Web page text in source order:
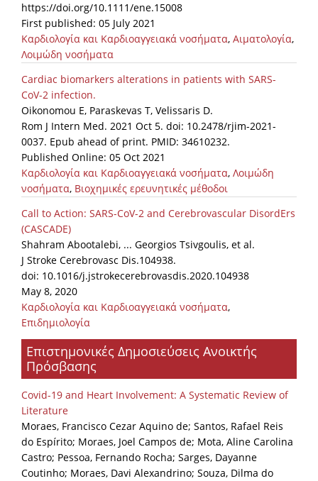
https://doi.org/10.1111/ene.15008
First published: 05 July 2021
Καρδιολογία και Καρδιοαγγειακά νοσήματα, Αιματολογία,
Λοιμώδη νοσήματα
Cardiac biomarkers alterations in patients with SARS-
CoV-2 infection.
Oikonomou E, Paraskevas T, Velissaris D.
Rom J Intern Med. 2021 Oct 5. doi: 10.2478/rjim-2021-
0037. Epub ahead of print. PMID: 34610232.
Published Online: 05 Oct 2021
Καρδιολογία και Καρδιοαγγειακά νοσήματα, Λοιμώδη
νοσήματα, Βιοχημικές ερευνητικές μέθοδοι
Call to Action: SARS-CoV-2 and Cerebrovascular DisordErs
(CASCADE)
Shahram Abootalebi, ... Georgios Tsivgoulis, et al.
J Stroke Cerebrovasc Dis.104938.
doi: 10.1016/j.jstrokecerebrovasdis.2020.104938
May 8, 2020
Καρδιολογία και Καρδιοαγγειακά νοσήματα,
Επιδημιολογία
Επιστημονικές Δημοσιεύσεις Ανοικτής
Πρόσβασης
Covid-19 and Heart Involvement: A Systematic Review of
Literature
Moraes, Francisco Cezar Aquino de; Santos, Rafael Reis
do Espírito; Moraes, Joel Campos de; Mota, Aline Carolina
Castro; Pessoa, Fernando Rocha; Sarges, Dayanne
Coutinho; Moraes, Davi Alexandrino; Souza, Dilma do